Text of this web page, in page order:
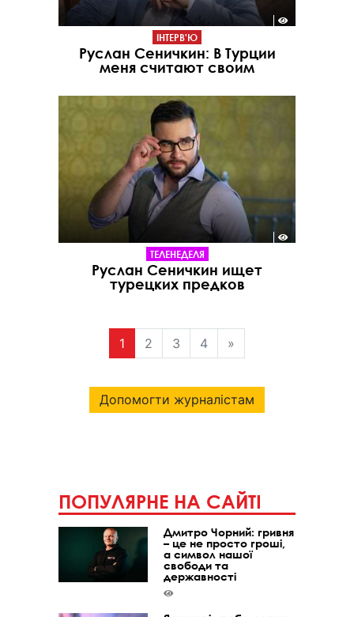
ІНТЕРВ'Ю
Руслан Сеничкин: В Турции
меня считают своим
ТЕЛЕНЕДЕЛЯ
Руслан Сеничкин ищет
турецких предков
1 2 3 4 »
Допомогти журналістам
ПОПУЛЯРНЕ НА САЙТІ
Дмитро Чорний: гривня
– це не просто гроші,
а символ нашої
свободи та
державності